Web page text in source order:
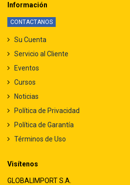
Información
CONTACTANOS
Su Cuenta
Servicio al Cliente
Eventos
Cursos
Noticias
Política de Privacidad
Política de Garantía
Términos de Uso
Visítenos
GLOBALIMPORT S.A.